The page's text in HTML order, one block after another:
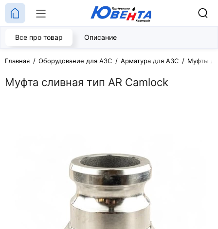
Главная Оборудование для АЗС Арматура для АЗС Муфты
Муфта сливная тип AR Camlock
Все про товар Описание